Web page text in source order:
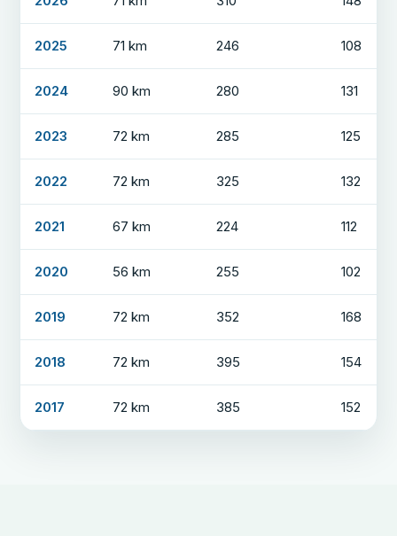
2025 71 km 246 108
2024 90 km 280 131
2023 72 km 285 125
2022 72 km 325 132
2021 67 km 224 112
2020 56 km 255 102
2019 72 km 352 168
2018 72 km 395 154
2017 72 km 385 152